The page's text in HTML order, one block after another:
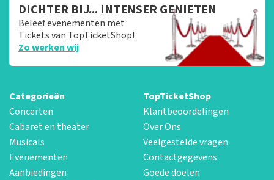
DICHTER BIJ... INTENSER GENIETEN
Beleef evenementen met
Tickets van TopTicketShop!
Zo werken wij
Categorieën
Concerten
Cabaret en theater
Musicals
Evenementen
Aanbiedingen
TopTicketShop
Klantbeoordelingen
Over Ons
Veelgestelde vragen
Contactgegevens
Goede doelen